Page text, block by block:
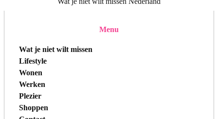
Menu
Wat je niet wilt missen
Lifestyle
Wonen
Werken
Plezier
Shoppen